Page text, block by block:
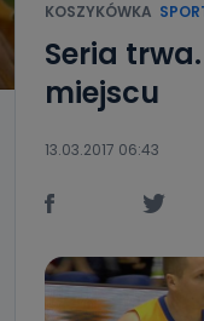
KOSZYKÓWKA
Seria
miejscu
13.03.2017 06:43